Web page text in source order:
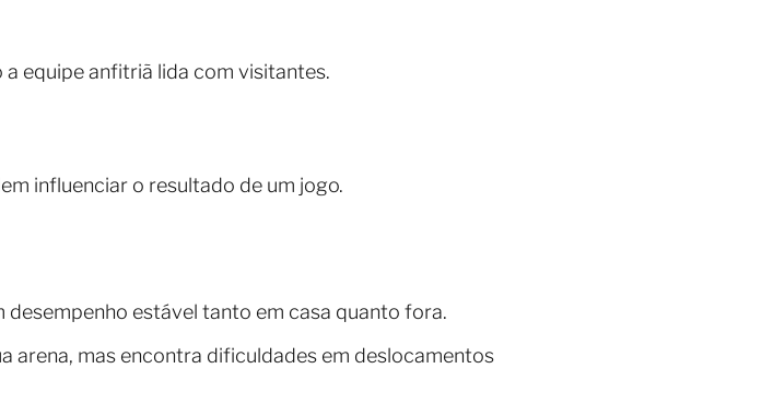
equipe anfitriã lida com visitantes.
influenciar o resultado de um jogo.
estável tanto em casa quanto fora.
arena, mas encontra dificuldades em deslocamentos